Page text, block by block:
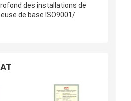
des installations de
de base ISO9001/